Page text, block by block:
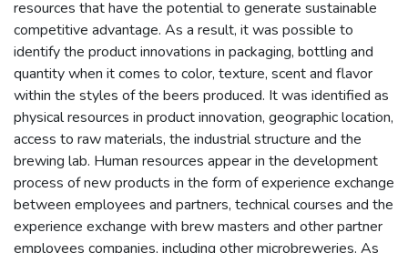
resources that have the potential to generate sustainable
competitive advantage. As a result, it was possible to
identify the product innovations in packaging, bottling and
quantity when it comes to color, texture, scent and flavor
within the styles of the beers produced. It was identified as
physical resources in product innovation, geographic location,
access to raw materials, the industrial structure and the
brewing lab. Human resources appear in the development
process of new products in the form of experience exchange
between employees and partners, technical courses and the
experience exchange with brew masters and other partner
employees companies, including other microbreweries. As